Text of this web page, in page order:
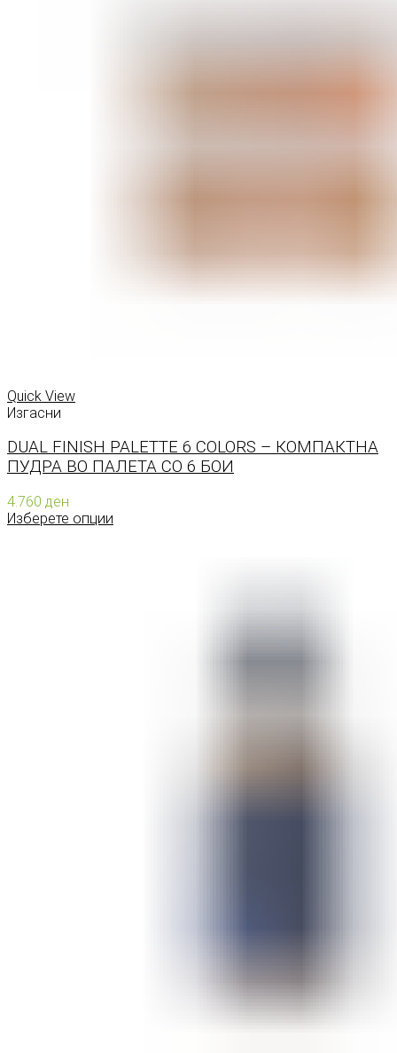
Quick View
Изгасни
DUAL FINISH PALETTE 6 COLORS – КОМПАКТНА
ПУДРА ВО ПАЛЕТА СО 6 БОИ
4.760 ден
Изберете опции